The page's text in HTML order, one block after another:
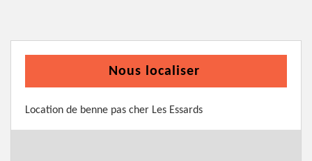
Nous localiser
Location de benne pas cher Les Essards